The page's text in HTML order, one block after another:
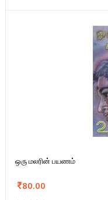
ஒரு மலரின் பயணம்
80.00